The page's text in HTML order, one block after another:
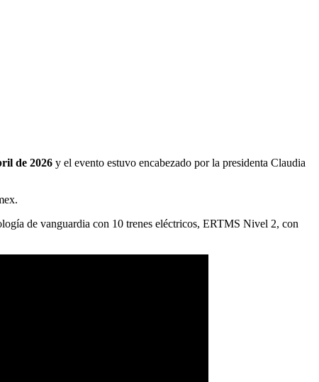
de 2026 y el evento estuvo encabezado por la presidenta Claudia
de vanguardia con 10 trenes eléctricos, ERTMS Nivel 2, con